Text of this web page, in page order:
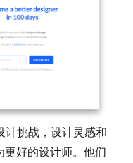
计挑战，设计灵感和
更好的设计师。他们